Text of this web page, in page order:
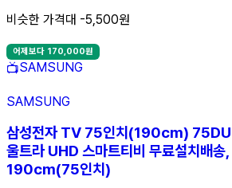
비슷한 가격대 -5,500원
어제보다 170,000원
📺SAMSUNG
SAMSUNG
삼성전자 TV 75인치(190cm)
울트라 UHD 스마트티비 무료설치배송
190cm(75인치)